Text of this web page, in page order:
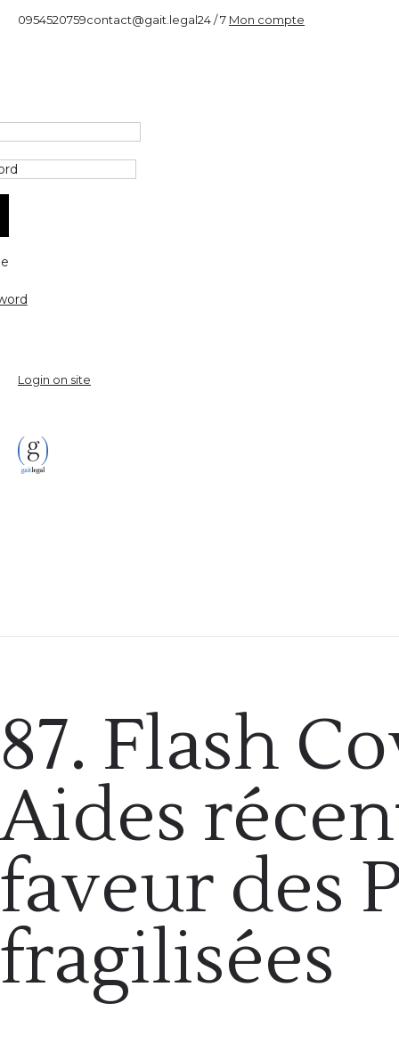
0954520759contact@gait.legal24 / 7 Mon compte
Login on site
87. Flash
Aides
faveur des
fragilisées